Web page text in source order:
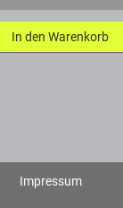
Impressum